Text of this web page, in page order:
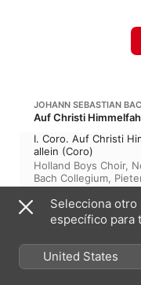
JOHANN SEBASTIAN
I. Coro. Auf Christi
allein (Coro)
Holland Boys Choir,
Bach Collegium,
Leusink
II. Recitativo. Ich bin
komm, hole mich
Pieter Jan Leusink
Meel,Netherlands
Collegium ,Holland
III. Aria. Auf, auf, mit
Selecciona
específico para
United States